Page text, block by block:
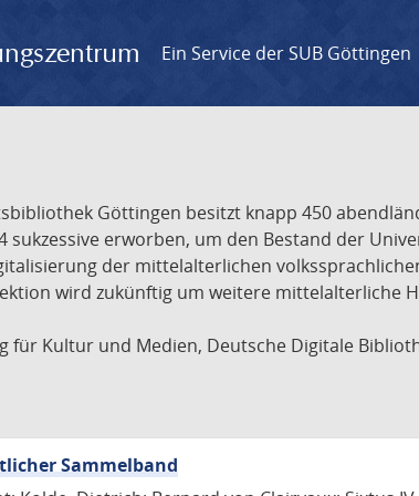
Ein Service der SUB Göttingen
Göttingen besitzt knapp 450
erworben, um den Bestand der
der mittelalterlichen
wird zukünftig um weitere mittelalterliche
für Kultur und Medien, Deutsche Digitale
Sammelband